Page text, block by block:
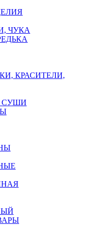
ЧУКА
КРАСИТЕЛИ,
СУШИ